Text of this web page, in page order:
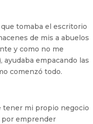
tomaba el escritorio
de mis a abuelos
y como no me
empacando las
comenzó todo.
tener mi propio negocio
por emprender